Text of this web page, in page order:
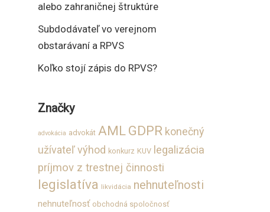
alebo zahraničnej štruktúre
Subdodávateľ vo verejnom
obstarávaní a RPVS
Koľko stojí zápis do RPVS?
Značky
advokácia advokát AML GDPR konečný
užívateľ výhod konkurz KUV legalizácia
príjmov z trestnej činnosti
legislatíva likvidácia nehnuteľnosti
nehnuteľnosť obchodná spoločnosť